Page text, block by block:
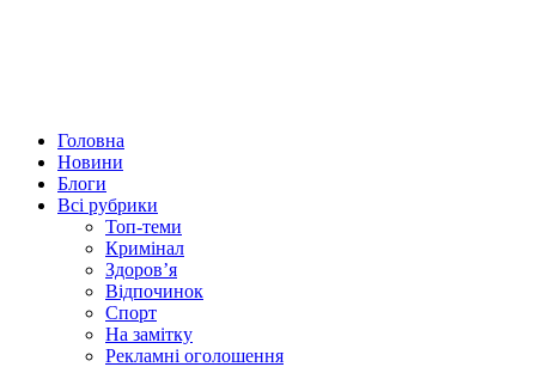
Головна
Новини
Блоги
Всі рубрики
Топ-теми
Кримінал
Здоров’я
Відпочинок
Спорт
На замітку
Рекламні оголошення